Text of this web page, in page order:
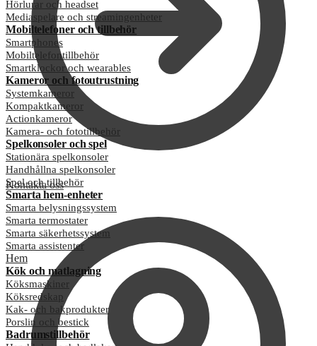
Kontakta oss
Hörlurar och headset
Mediaspelare och streamingenheter
Mobiltelefoner och tillbehör
Smartphones
Mobiltelefontillbehör
Smartklockor och wearables
Kameror och fotoutrustning
Systemkameror
Kompaktkameror
Actionkameror
Kamera- och fototillbehör
Spelkonsoler och spel
Stationära spelkonsoler
Handhållna spelkonsoler
Spel och tillbehör
Smarta hem-enheter
Smarta belysningssystem
Smarta termostater
Smarta säkerhetssystem
Smarta assistenter
Hem
Kök och matlagning
Köksmaskiner
Köksredskap
Kak- och bakprodukter
Porslin och bestick
Badrumstillbehör